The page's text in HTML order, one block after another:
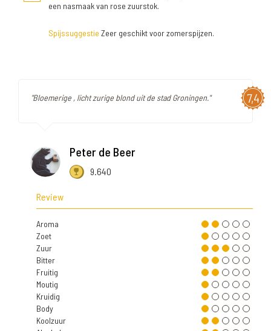
een nasmaak van rose zuurstok.
Spijssuggestie Zeer geschikt voor zomerspijzen.
7,4
"Bloemerige , licht zurige blond uit de stad Groningen."
Peter de Beer
9.640
Review
Aroma
Zoet
Zuur
Bitter
Fruitig
Moutig
Kruidig
Body
Koolzuur